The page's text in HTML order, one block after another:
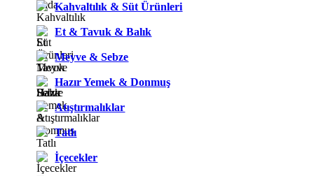
Kahvaltılık & Süt Ürünleri
Et & Tavuk & Balık
Meyve & Sebze
Hazır Yemek & Donmuş
Atıştırmalıklar
Tatlı
İçecekler